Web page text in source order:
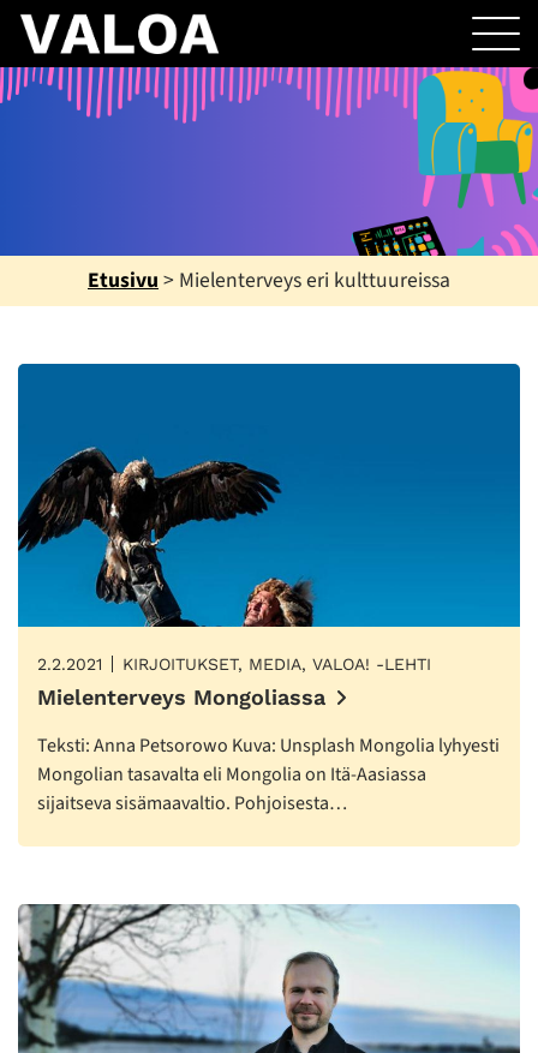
Etusivu > Mielenterveys eri kulttuureissa
2.2.2021 KIRJOITUKSET, MEDIA, VALOA! -LEHTI
Mielenterveys Mongoliassa
Teksti: Anna Petsorowo Kuva: Unsplash Mongolia lyhyesti
Mongolian tasavalta eli Mongolia on Itä-Aasiassa
sijaitseva sisämaavaltio. Pohjoisesta…